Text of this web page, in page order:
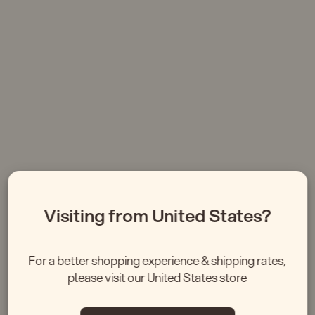
com Icetubs
Uma sauna deve ser para relaxar, não para manter. É por isso que
Visiting from United States?
For a better shopping experience & shipping rates,
please visit our United States store